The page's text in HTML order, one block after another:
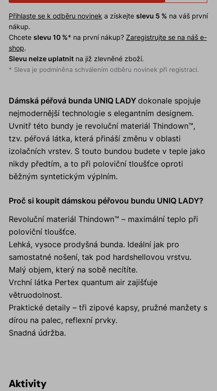
Přihlaste se k odběru novinek a získejte slevu 5 % na váš první
nákup.
Chcete slevu 10 %* na první nákup? Zaregistrujte se na náš e-
shop.
Slevu nelze uplatnitna již zlevněné zboží.
* Sleva je podmíněna schválením odběru novinek při registraci.
Dámská péřová bunda UNIQ LADY dokonale spojuje
nejmodernější technologie s elegantním designem.
Uvnitř této bundy je revoluční materiál Thindown™,
tzv. péřová látka, která přináší změnu v oblasti
izolačních vrstev. S touto bundou budete v teple jako
nikdy předtím, a to při poloviční tloušťce oproti
běžným syntetickým výplním.
Proč si koupit dámskou péřovou bundu UNIQ LADY?
Revoluční materiál Thindown™ – maximální teplo při
poloviční tloušťce.
Lehká, vysoce prodyšná bunda. Ideální jak pro
samostatné nošení, tak pod hardshellovou vrstvu.
Malý objem, který na sobě necítíte.
Vrchní látka Pertex quantum air zajišťuje
větruodolnost.
Praktické detaily – tři zipové kapsy, pružné manžety s
dírou na palec, reflexní prvky.
Snadná údržba.
Aktivity